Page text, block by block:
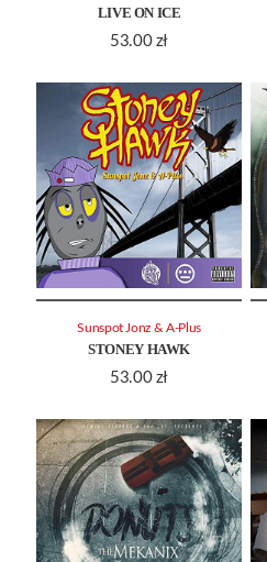
LIVE ON ICE
53.00 zł
STONEY HAWK
53.00 zł
Sunspot Jonz & A-Plus